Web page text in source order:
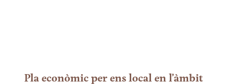
Pla econòmic per ens local en l’àmbit